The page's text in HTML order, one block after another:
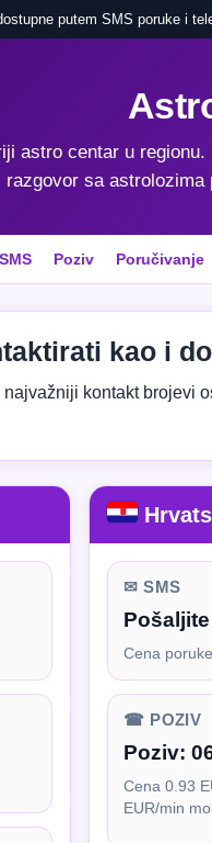
putem SMS poruke i
astro centar u
razgovor sa astrolozima
SMS Poziv Poručivanje
kao i
kontakt brojevi
✉ SMS
Cena
☎ POZIV
Poziv:
Cena 0.93
EUR/min